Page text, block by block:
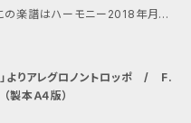
」よりアレグロノントロッポ / F.
本Ａ４版）